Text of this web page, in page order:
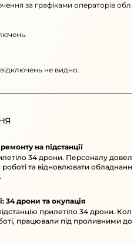
за графіками операторів
не видно.
на підстанції
34 дрони. Персоналу
та відновлювати
34 дрони та окупація
прилетіло 34 дрони.
працювали під проливними